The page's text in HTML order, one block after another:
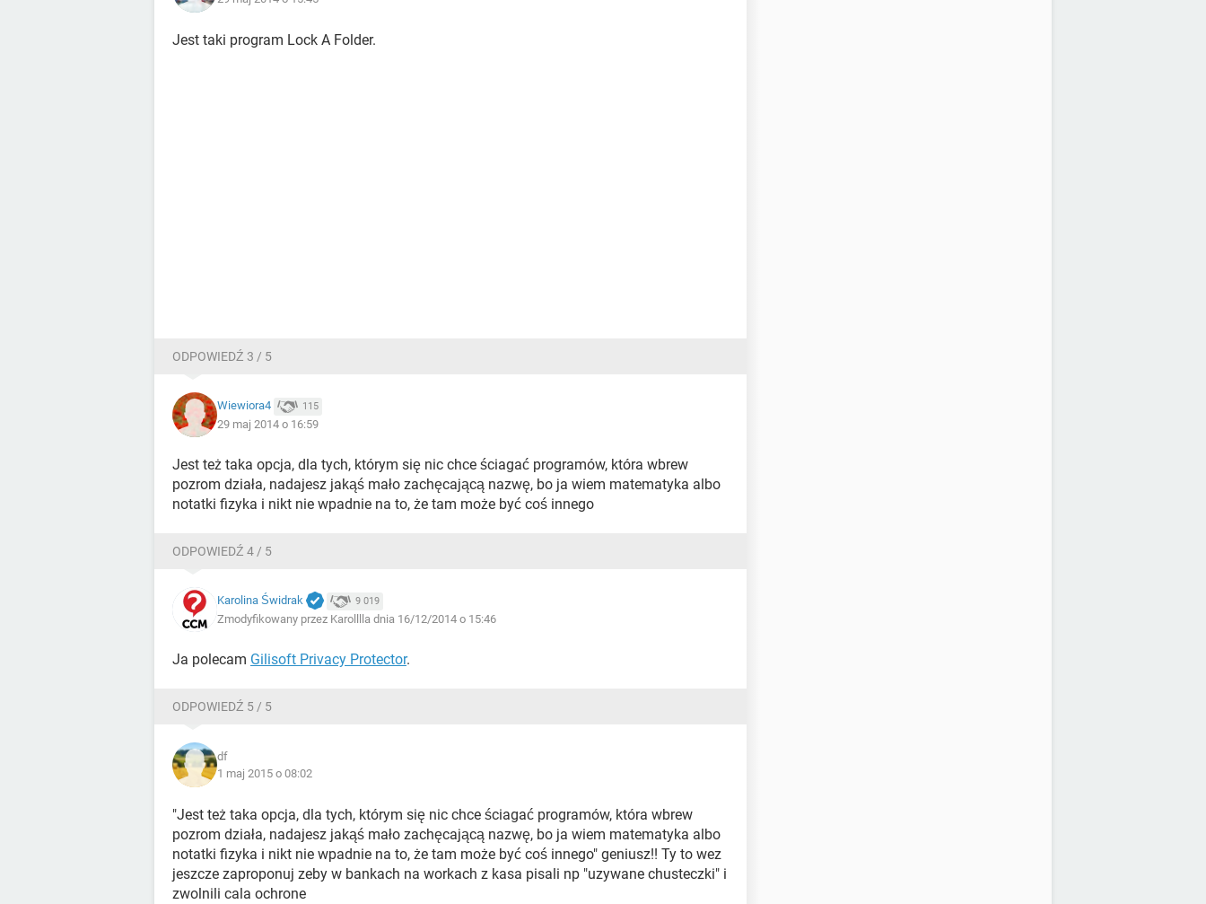
Jest taki program Lock A Folder.
ODPOWIEDŹ 3 / 5
Wiewiora4 115
29 maj 2014 o 16:59
Jest też taka opcja, dla tych, którym się nic chce ściagać programów, która wbrew
pozrom działa, nadajesz jakąś mało zachęcającą nazwę, bo ja wiem matematyka albo
notatki fizyka i nikt nie wpadnie na to, że tam może być coś innego
ODPOWIEDŹ 4 / 5
Karolina Świdrak 9 019
Zmodyfikowany przez Karolllla dnia 16/12/2014 o 15:46
Ja polecam Gilisoft Privacy Protector.
ODPOWIEDŹ 5 / 5
df
1 maj 2015 o 08:02
"Jest też taka opcja, dla tych, którym się nic chce ściagać programów, która wbrew
pozrom działa, nadajesz jakąś mało zachęcającą nazwę, bo ja wiem matematyka albo
notatki fizyka i nikt nie wpadnie na to, że tam może być coś innego" geniusz!! Ty to wez
jeszcze zaproponuj zeby w bankach na workach z kasa pisali np "uzywane chusteczki" i
zwolnili cala ochrone